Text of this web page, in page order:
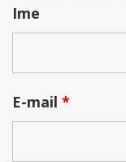
Ime
E-mail *